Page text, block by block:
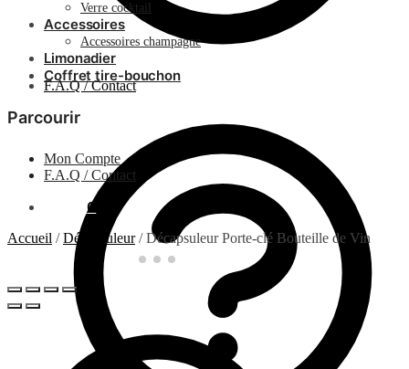
F.A.Q / Contact
Verre cocktail
Accessoires
Accessoires champagne
Limonadier
Coffret tire-bouchon
Parcourir
Mon Compte
F.A.Q / Contact
0
Accueil /Décapsuleur/Décapsuleur Porte-clé Bouteille de Vin